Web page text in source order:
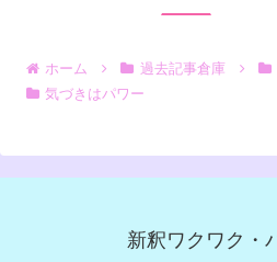
ホーム 過去記事倉庫
気づきはパワー
新釈ワクワク・